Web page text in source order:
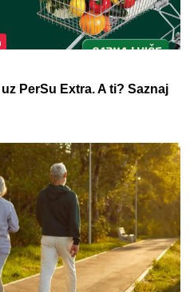
PerSu Extra. A ti? Saznaj